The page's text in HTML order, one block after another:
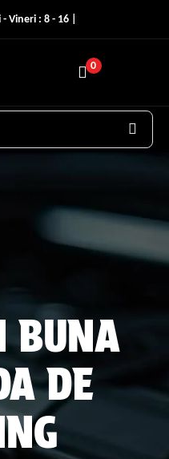
Vineri : 8 - 16 |
0
BUNA
DE